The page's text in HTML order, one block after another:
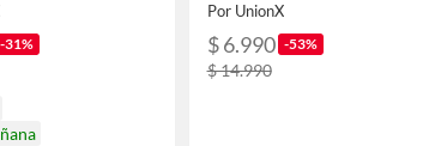
-31%
Por UnionX
$ 6.990 -53%
$ 14.990